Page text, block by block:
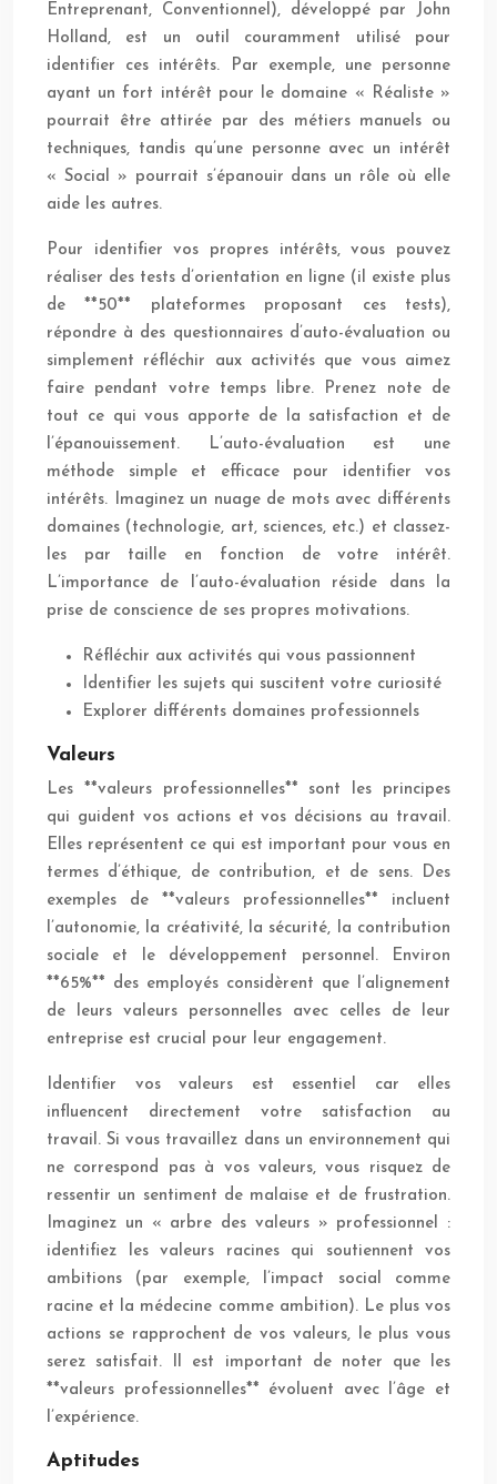
Entreprenant, Conventionnel), développé par John
Holland, est un outil couramment utilisé pour
identifier ces intérêts. Par exemple, une personne
ayant un fort intérêt pour le domaine « Réaliste »
pourrait être attirée par des métiers manuels ou
techniques, tandis qu’une personne avec un intérêt
« Social » pourrait s’épanouir dans un rôle où elle
aide les autres.
Pour identifier vos propres intérêts, vous pouvez
réaliser des tests d’orientation en ligne (il existe plus
de **50** plateformes proposant ces tests),
répondre à des questionnaires d’auto-évaluation ou
simplement réfléchir aux activités que vous aimez
faire pendant votre temps libre. Prenez note de
tout ce qui vous apporte de la satisfaction et de
l’épanouissement. L’auto-évaluation est une
méthode simple et efficace pour identifier vos
intérêts. Imaginez un nuage de mots avec différents
domaines (technologie, art, sciences, etc.) et classez-
les par taille en fonction de votre intérêt.
L’importance de l’auto-évaluation réside dans la
prise de conscience de ses propres motivations.
Réfléchir aux activités qui vous passionnent
Identifier les sujets qui suscitent votre curiosité
Explorer différents domaines professionnels
Valeurs
Les **valeurs professionnelles** sont les principes
qui guident vos actions et vos décisions au travail.
Elles représentent ce qui est important pour vous en
termes d’éthique, de contribution, et de sens. Des
exemples de **valeurs professionnelles** incluent
l’autonomie, la créativité, la sécurité, la contribution
sociale et le développement personnel. Environ
**65%** des employés considèrent que l’alignement
de leurs valeurs personnelles avec celles de leur
entreprise est crucial pour leur engagement.
Identifier vos valeurs est essentiel car elles
influencent directement votre satisfaction au
travail. Si vous travaillez dans un environnement qui
ne correspond pas à vos valeurs, vous risquez de
ressentir un sentiment de malaise et de frustration.
Imaginez un « arbre des valeurs » professionnel :
identifiez les valeurs racines qui soutiennent vos
ambitions (par exemple, l’impact social comme
racine et la médecine comme ambition). Le plus vos
actions se rapprochent de vos valeurs, le plus vous
serez satisfait. Il est important de noter que les
**valeurs professionnelles** évoluent avec l’âge et
l’expérience.
Aptitudes